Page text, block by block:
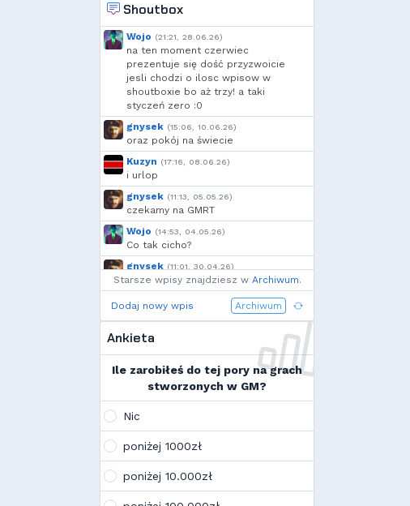
Ulti, bagno
Voytec
moeglich , Add92, Shockah
Shoutbox
Wojo (21:21, 28.06.26)
na ten moment czerwiec
prezentuje się dość przyzwoicie
jesli chodzi o ilosc wpisow w
shoutboxie bo aż trzy! a taki
styczeń zero :0
gnysek (15:06, 10.06.26)
oraz pokój na świecie
Kuzyn (17:16, 08.06.26)
i urlop
gnysek (11:13, 05.05.26)
czekamy na GMRT
Wojo (14:53, 04.05.26)
Co tak cicho?
gnysek (11:01, 30.04.26)
Grill panie, grill.
Wojo
(14:18, 29.04.26)
Jak planujecie spędzić najbliższą
Ja zainstalowałem sobie Linux mint
na swoim laptopie
Wojo
Tak, po zmianach gmclan przeżywa
wskazują, że ten rok będzie rokiem
Linuxa, rokiem odejścia od
discorda na rzecz forów
internetowych
Starsze wpisy znajdziesz w Archiwum.
Dodaj nowy wpis Archiwum
Ankieta
Ile zarobiłeś do tej pory na grach
stworzonych w GM?
Nic
poniżej 1000zł
poniżej 10.000zł